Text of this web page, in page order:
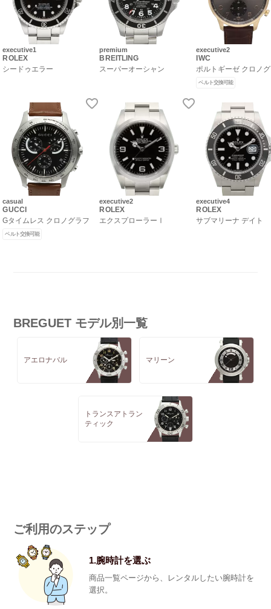
executive1
ROLEX
シードゥエラー
casual
GUCCI
Gタイムレス クロノグラフ
ベルト交換可能
premium
BREITLING
スーパーオーシャン
executive2
ROLEX
エクスプローラーⅠ
executive2
IWC
ポルトギーゼ クロノ
ベルト交換可能
executive4
ROLEX
サブマリーナ デイト
BREGUET モデル別一覧
アエロナバル マリーン
トランスアトラン
ティック
ご利用のステップ
1.腕時計を選ぶ
商品一覧ページから、レンタルしたい腕時計を
選択。